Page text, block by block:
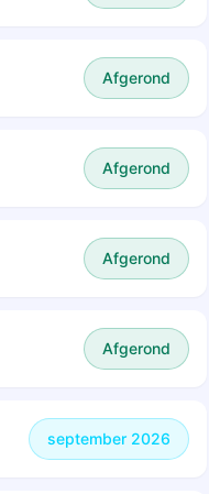
Afgerond
Afgerond
Afgerond
Afgerond
september 2026